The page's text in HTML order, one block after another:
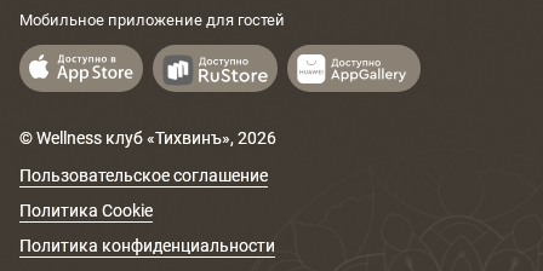
Мобильное приложение для гостей
© Wellness клуб «Тихвинъ», 2026
Пользовательское соглашение
Политика Cookie
Политика конфиденциальности